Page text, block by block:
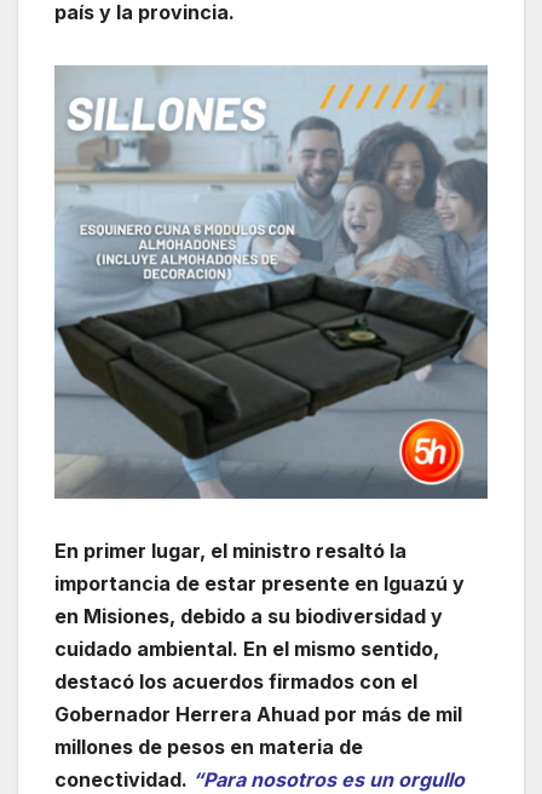
país y la provincia.
En primer lugar, el ministro resaltó la
importancia de estar presente en Iguazú y
en Misiones, debido a su biodiversidad y
cuidado ambiental. En el mismo sentido,
destacó los acuerdos firmados con el
Gobernador Herrera Ahuad por más de mil
millones de pesos en materia de
conectividad. “Para nosotros es un orgullo